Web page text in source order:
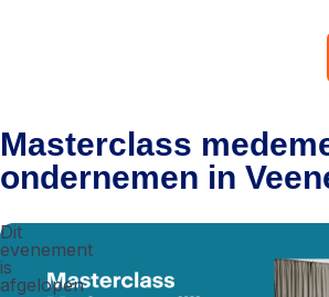
Masterclass
ondernemen in
Dit
evenement
is
afgelopen